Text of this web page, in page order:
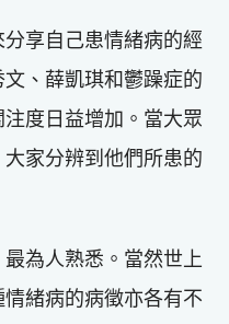
享自己患情緒病的經
、薛凱琪和鬱躁症的
度日益增加。當大眾
家分辨到他們所患的
為人熟悉。當然世上
緒病的病徵亦各有不